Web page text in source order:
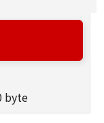
の特定の目
くは有用
ングジャパ
byte